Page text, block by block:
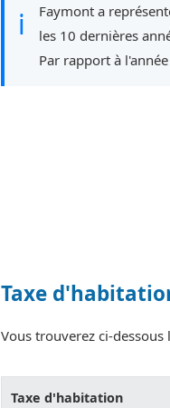
ℹ
Faymont a
les 10 dernières
Par rapport à
Taxe
Vous trouverez ci-
Taxe d'habitation